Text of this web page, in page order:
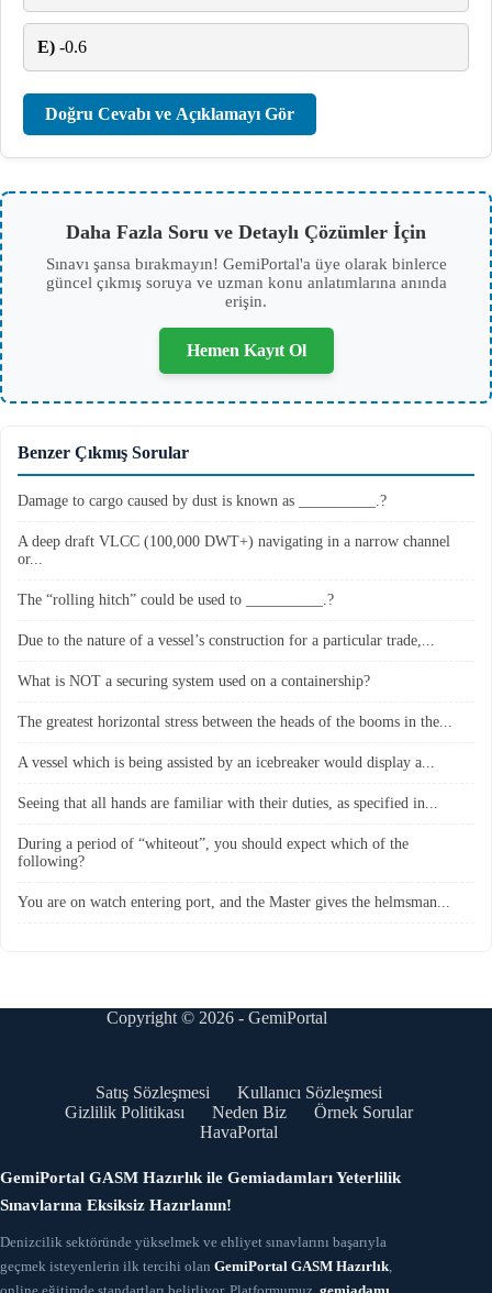
E) -0.6
Doğru Cevabı ve Açıklamayı Gör
Daha Fazla Soru ve Detaylı Çözümler İçin
Sınavı şansa bırakmayın! GemiPortal'a üye olarak binlerce
güncel çıkmış soruya ve uzman konu anlatımlarına anında
erişin.
Hemen Kayıt Ol
Benzer Çıkmış Sorular
Damage to cargo caused by dust is known as __________.?
A deep draft VLCC (100,000 DWT+) navigating in a narrow channel
or...
The “rolling hitch” could be used to __________.?
Due to the nature of a vessel’s construction for a particular trade,...
What is NOT a securing system used on a containership?
The greatest horizontal stress between the heads of the booms in the...
A vessel which is being assisted by an icebreaker would display a...
Seeing that all hands are familiar with their duties, as specified in...
During a period of “whiteout”, you should expect which of the
following?
You are on watch entering port, and the Master gives the helmsman...
Copyright © 2026 - GemiPortal
Satış Sözleşmesi
Kullanıcı Sözleşmesi
Gizlilik Politikası
Neden Biz
Örnek Sorular
HavaPortal
GemiPortal GASM Hazırlık ile Gemiadamları Yeterlilik
Sınavlarına Eksiksiz Hazırlanın!
Denizcilik sektöründe yükselmek ve ehliyet sınavlarını başarıyla
geçmek isteyenlerin ilk tercihi olan GemiPortal GASM Hazırlık
online eğitimde standartları belirliyor. Platformumuz, gemiadamı